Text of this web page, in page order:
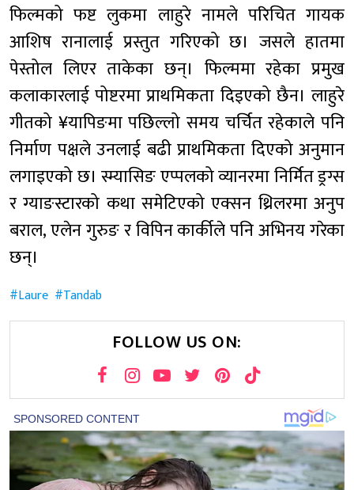
फिल्मको फष्ट लुकमा लाहुरे नामले परिचित गायक
आशिष रानालाई प्रस्तुत गरिएको छ। जसले हातमा
पेस्तोल लिएर ताकेका छन्। फिल्ममा रहेका प्रमुख
कलाकारलाई पोष्टरमा प्राथमिकता दिइएको छैन। लाहुरे
गीतको ¥यापिङमा पछिल्लो समय चर्चित रहेकाले पनि
निर्माण पक्षले उनलाई बढी प्राथमिकता दिएको अनुमान
लगाइएको छ। स्म्यासिङ एप्पलको व्यानरमा निर्मित ड्रग्स
र ग्याङस्टारको कथा समेटिएको एक्सन थ्रिलरमा अनुप
बराल, एलेन गुरुङ र विपिन कार्कीले पनि अभिनय गरेका
छन्।
Laure Tandab
FOLLOW US ON: